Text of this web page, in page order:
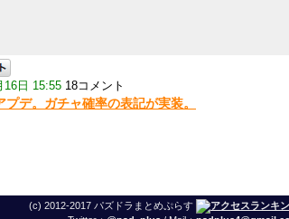
16日 15:55 18コメント
プデ。ガチャ確率の表記が実装。
(c) 2012-2017 パズドラまとめぷらす